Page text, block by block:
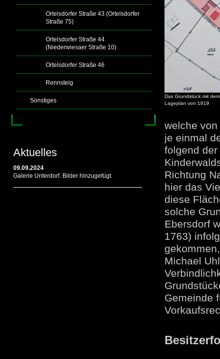
Ortelsdorfer Straße 43 (Ortelsdorfer
Straße 75)
Ortelsdorfer Straße 44
(Niederwiesaer Straße 10)
Ortelsdorfer Straße 46
Rennsteig
Sonstiges
Aktuelles
09.09.2024
Galerie Unterdorf. Bilder hinzugefügt.
Das Grundstück mit
Lageplan von 1919
welche
je einmal
folgend
Richtung
hier das
diese
solche
Ebersdorf
1763)
Michael
Gemeinde